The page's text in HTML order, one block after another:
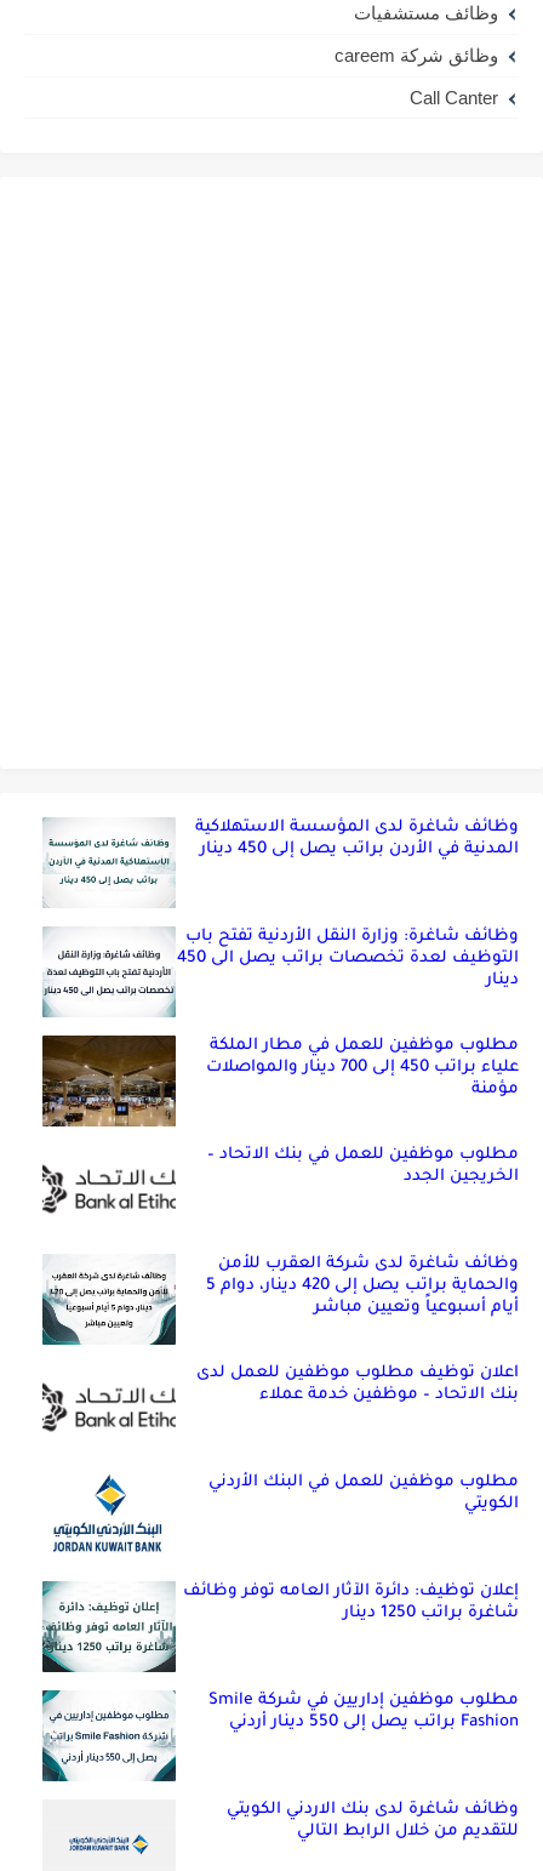
وظائف مستشفيات
وظائق شركة careem
Call Canter
وظائف شاغرة لدى المؤسسة الاستهلاكية
المدنية في الأردن براتب يصل إلى 450 دينار
وظائف شاغرة: وزارة النقل الأردنية تفتح باب
التوظيف لعدة تخصصات براتب يصل الى 450
دينار
مطلوب موظفين للعمل في مطار الملكة
علياء براتب 450 إلى 700 دينار والمواصلات
مؤمنة
مطلوب موظفين للعمل في بنك الاتحاد –
الخريجين الجدد
وظائف شاغرة لدى شركة العقرب للأمن
والحماية براتب يصل إلى 420 دينار، دوام 5
أيام أسبوعياً وتعيين مباشر
اعلان توظيف مطلوب موظفين للعمل لدى
بنك الاتحاد – موظفين خدمة عملاء
مطلوب موظفين للعمل في البنك الأردني
الكويتي
إعلان توظيف: دائرة الآثار العامه توفر وظائف
شاغرة براتب 1250 دينار
مطلوب موظفين إداريين في شركة Smile
Fashion براتب يصل إلى 550 دينار أردني
وظائف شاغرة لدى بنك الاردني الكويتي
للتقديم من خلال الرابط التالي